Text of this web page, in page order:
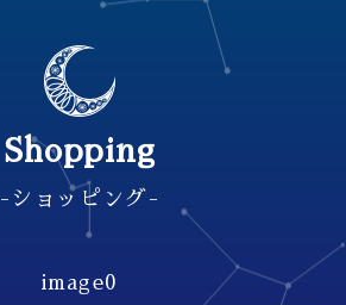
Shopping
-ショッピング-
image0